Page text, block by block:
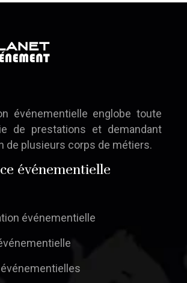
événementielle englobe toute
de prestations et demandant
de plusieurs corps de métiers.
événementielle
événementielle